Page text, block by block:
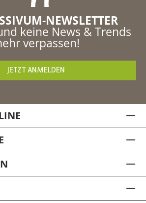
Cancun
NEWSLETTER
keine News & Trends
verpassen!
JETZT ANMELDEN